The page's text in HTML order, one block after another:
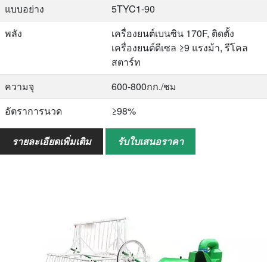
แบบอย่าง
5TYC1-90
พลัง
เครื่องยนต์เบนซิน 170F, ติดตั้ง
เครื่องยนต์ดีเซล ≥9 แรงม้า, รีโคล
สตาร์ท
ความจุ
600-800กก./ชม
อัตราการนวด
≥98%
อัตราการบดละเอียด
≤2%
66pcs
รายละเอียดเพิ่มเติม รับใบเสนอราคา